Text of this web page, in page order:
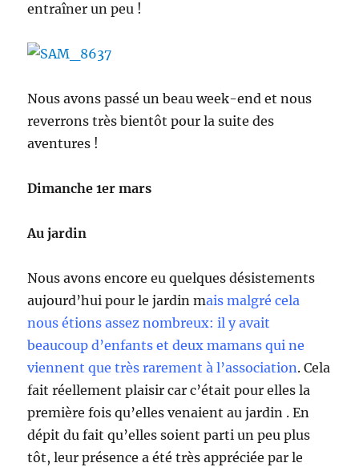
entraîner un peu !
Nous avons passé un beau week-end et nous
reverrons très bientôt pour la suite des
aventures !
Dimanche 1er mars
Au jardin
Nous avons encore eu quelques désistements
aujourd’hui pour le jardin mais malgré cela
nous étions assez nombreux: il y avait
beaucoup d’enfants et deux mamans qui ne
viennent que très rarement à l’association. Cela
fait réellement plaisir car c’était pour elles la
première fois qu’elles venaient au jardin . En
dépit du fait qu’elles soient parti un peu plus
tôt, leur présence a été très appréciée par le